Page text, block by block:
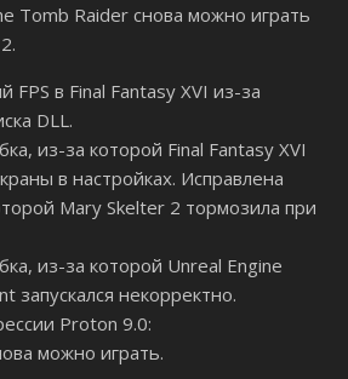
Tomb Raider снова можно играть
FPS в Final Fantasy XVI из-за
DLL.
из-за которой Final Fantasy XVI
в настройках. Исправлена
Mary Skelter 2 тормозила при
из-за которой Unreal Engine
запускался некорректно.
Proton 9.0:
можно играть.